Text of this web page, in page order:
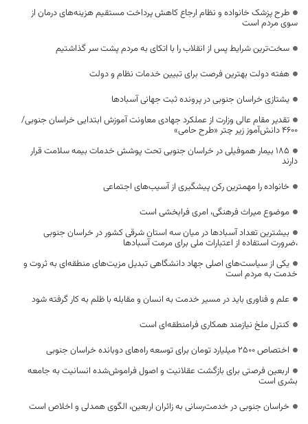
طرح پزشک خانواده و نظام ارجاع کاهش پرداخت مستقیم هزینه‌های درمان از
سوی مردم است
سخت‌ترین شرایط پس از انقلاب را با اتکای به مردم پشت سر گذاشتیم
هفته دولت بهترین فرصت برای تبیین خدمات نظام و دولت
یشتازی خراسان جنوبی در پرونده ثبت جهانی آسبادها
تقدیر مقام عالی وزارت از عملکرد جهادی معاونت آموزش ابتدایی خراسان جنوبی/
۴۶۰۰ دانش‌آموز زیر چتر «طرح حامی»
۱۸۵ بیمار هموفیلی در خراسان جنوبی تحت پوشش خدمات بیمه سلامت قرار
دارند
خانواده را مهمترین رکن پیشگیری از آسیب‌های اجتماعی
موضوع میراث فرهنگی، امری فرابخشی است
بیشترین تعداد آسبادها در میان سه استان شرقی کشور در خراسان جنوبی
،ضرورت استفاده از اعتبارات ملی برای مرمت آسبادها
یکی از سیاست‌های اصلی جهاد دانشگاهی تبدیل مزیت‌های منطقه‌ای به ثروت و
خدمت به مردم است
علم و فناوری باید در مسیر خدمت به انسان و مقابله با ظلم به کار گرفته شود
کنترل ملخ نیازمند همکاری فرامنطقه‌ای است
اختصاص 2500 میلیارد تومان برای توسعه راه‌های دوبانده خراسان جنوبی
اربعین فرصتی برای بازگشت عقلانیت و اصول فراموش‌شده انسانیت به جامعه
بشری است
خراسان جنوبی در خدمت‌رسانی به زائران اربعین، الگوی همدلی و اخلاص است